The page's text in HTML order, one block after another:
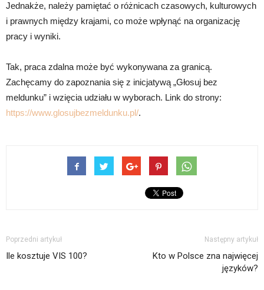
Jednakże, należy pamiętać o różnicach czasowych, kulturowych
i prawnych między krajami, co może wpłynąć na organizację
pracy i wyniki.
Tak, praca zdalna może być wykonywana za granicą.
Zachęcamy do zapoznania się z inicjatywą „Głosuj bez
meldunku” i wzięcia udziału w wyborach. Link do strony:
https://www.glosujbezmeldunku.pl/.
Poprzedni artykuł
Ile kosztuje VIS 100?
Następny artykuł
Kto w Polsce zna najwięcej
języków?